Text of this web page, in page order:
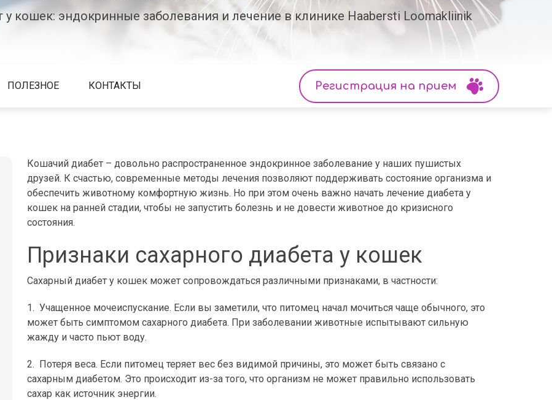
у кошек: эндокринные заболевания и лечение в клинике Haabersti Loomakliinik
ПОЛЕЗНОЕ КОНТАКТЫ Регистрация на прием
Кошачий диабет – довольно распространенное эндокринное заболевание у наших пушистых
друзей. К счастью, современные методы лечения позволяют поддерживать состояние организма и
обеспечить животному комфортную жизнь. Но при этом очень важно начать лечение диабета у
кошек на ранней стадии, чтобы не запустить болезнь и не довести животное до кризисного
состояния.
Признаки сахарного диабета у кошек
Сахарный диабет у кошек может сопровождаться различными признаками, в частности:
1. Учащенное мочеиспускание. Если вы заметили, что питомец начал мочиться чаще обычного, это
может быть симптомом сахарного диабета. При заболевании животные испытывают сильную
жажду и часто пьют воду.
2. Потеря веса. Если питомец теряет вес без видимой причины, это может быть связано с
сахарным диабетом. Это происходит из-за того, что организм не может правильно использовать
сахар как источник энергии.